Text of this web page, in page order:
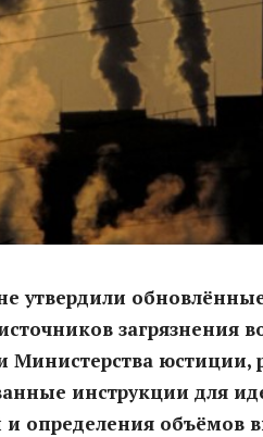
утвердили
загрязнения
юстиции,
инструкции для
и определения объёмов